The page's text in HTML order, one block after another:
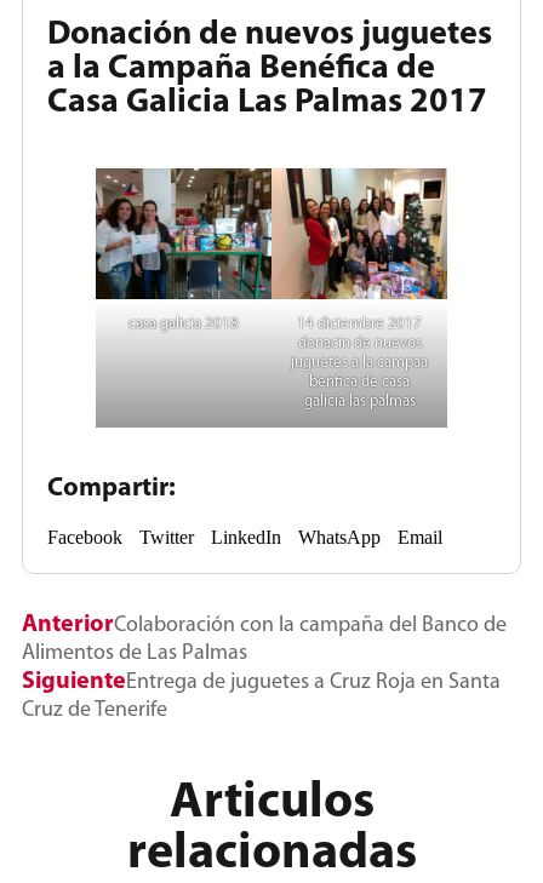
Donación de nuevos juguetes
a la Campaña Benéfica de
Casa Galicia Las Palmas 2017
casa galicia 2018
14 diciembre 2017
donacin de nuevos
juguetes a la campaa
benfica de casa
galicia las palmas
Compartir:
Facebook Twitter LinkedIn WhatsApp Email
AnteriorColaboración con la campaña del Banco de
Alimentos de Las Palmas
SiguienteEntrega de juguetes a Cruz Roja en Santa
Cruz de Tenerife
Articulos
relacionadas